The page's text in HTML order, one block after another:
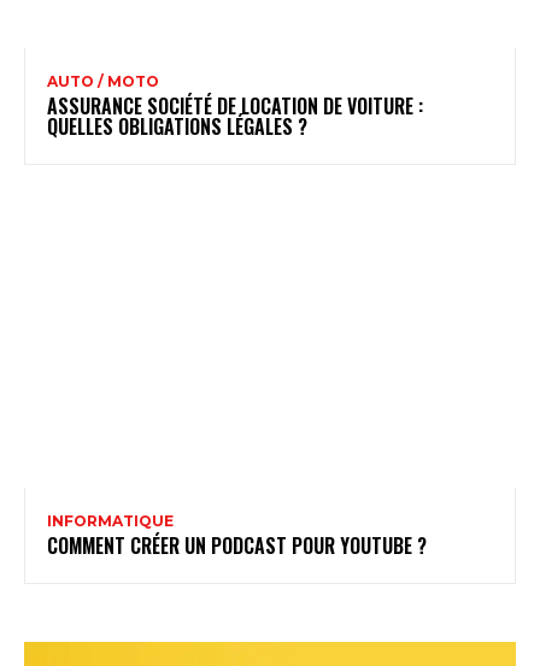
AUTO / MOTO
ASSURANCE SOCIÉTÉ DE LOCATION DE VOITURE :
QUELLES OBLIGATIONS LÉGALES ?
INFORMATIQUE
COMMENT CRÉER UN PODCAST POUR YOUTUBE ?